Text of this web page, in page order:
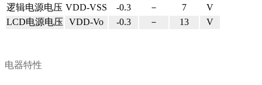
逻辑电源电压 VDD-VSS -0.3 － 7
V
LCD电源电压
VDD-Vo -0.3 － 13 V
电器特性